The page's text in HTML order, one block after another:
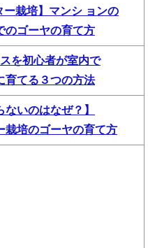
ー栽培】マンシ ョンの
のゴーヤの育て方
を初心者が室内で
育てる３つの方法
ないのはなぜ？】
栽培のゴーヤの育て方